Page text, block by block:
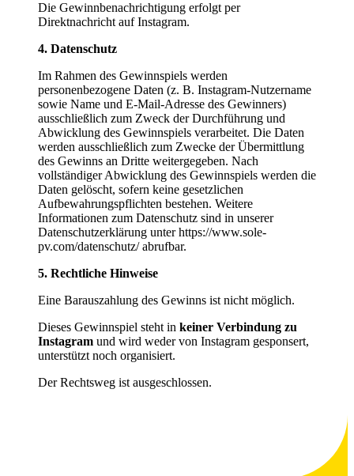
Die Gewinnbenachrichtigung erfolgt per
Direktnachricht auf Instagram.
4. Datenschutz
Im Rahmen des Gewinnspiels werden
personenbezogene Daten (z. B. Instagram-Nutzername
sowie Name und E-Mail-Adresse des Gewinners)
ausschließlich zum Zweck der Durchführung und
Abwicklung des Gewinnspiels verarbeitet. Die Daten
werden ausschließlich zum Zwecke der Übermittlung
des Gewinns an Dritte weitergegeben. Nach
vollständiger Abwicklung des Gewinnspiels werden die
Daten gelöscht, sofern keine gesetzlichen
Aufbewahrungspflichten bestehen. Weitere
Informationen zum Datenschutz sind in unserer
Datenschutzerklärung unter https://www.sole-
pv.com/datenschutz/ abrufbar.
5. Rechtliche Hinweise
Eine Barauszahlung des Gewinns ist nicht möglich.
Dieses Gewinnspiel steht in keiner Verbindung zu
Instagram und wird weder von Instagram gesponsert,
unterstützt noch organisiert.
Der Rechtsweg ist ausgeschlossen.